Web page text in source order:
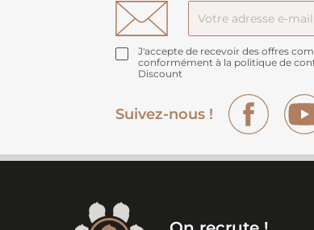
J'accepte de recevoir des offres
conformément à la politique de
Discount
Suivez-nous !